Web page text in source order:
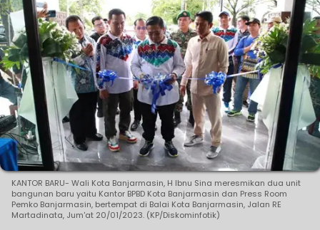
KANTOR BARU- Wali Kota Banjarmasin, H Ibnu Sina meresmikan dua unit
bangunan baru yaitu Kantor BPBD Kota Banjarmasin dan Press Room
Pemko Banjarmasin, bertempat di Balai Kota Banjarmasin, Jalan RE
Martadinata, Jum'at 20/01/2023. (KP/Diskominfotik)